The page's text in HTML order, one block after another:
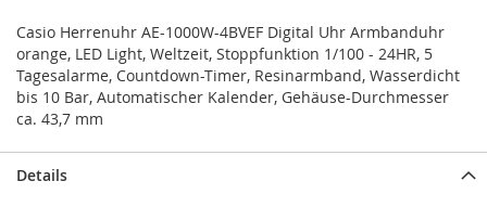
Casio Herrenuhr AE-1000W-4BVEF Digital Uhr Armbanduhr
orange, LED Light, Weltzeit, Stoppfunktion 1/100 - 24HR, 5
Tagesalarme, Countdown-Timer, Resinarmband, Wasserdicht
bis 10 Bar, Automatischer Kalender, Gehäuse-Durchmesser
ca. 43,7 mm
Details